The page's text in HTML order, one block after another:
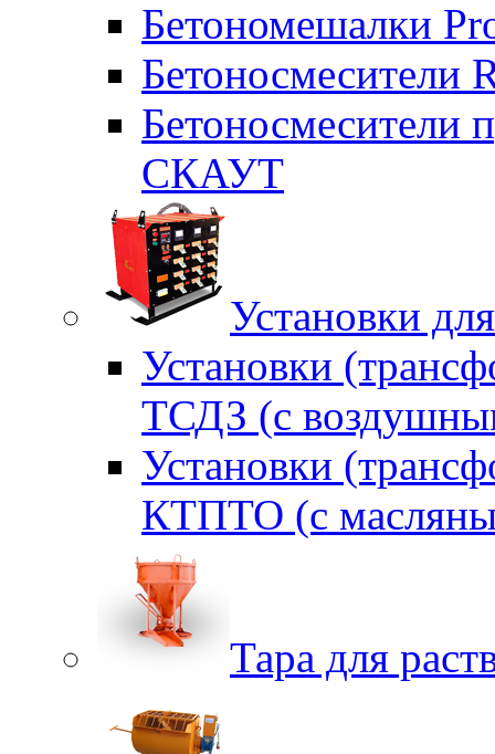
Бетономешалки
Бетоносмесители
Бетоносмесители
СКАУТ
Установки
Установки
ТСДЗ (c
Установки
КТПТО (c
Тара для